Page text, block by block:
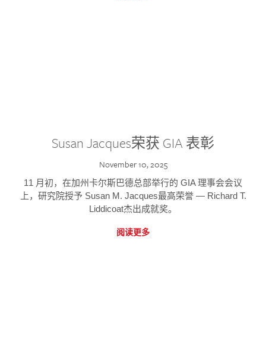
Susan Jacques荣获 GIA 表彰
November 10, 2025
11 月初，在加州卡尔斯巴德总部举行的 GIA 理事会会议
上，研究院授予 Susan M. Jacques最高荣誉 — Richard T.
Liddicoat杰出成就奖。
阅读更多